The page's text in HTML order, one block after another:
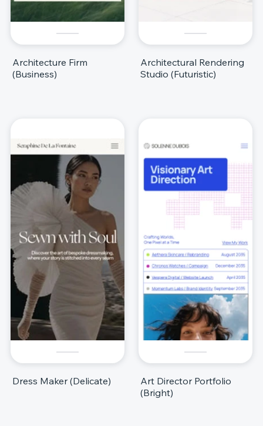
Architecture Firm
(Business)
Architectural Rendering
Studio (Futuristic)
Dress Maker (Delicate)
Art Director Portfolio
(Bright)